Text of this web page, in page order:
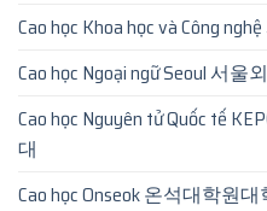
Cao học Khoa học và Công
Cao học Ngoại ngữ Seoul 서울
Cao học Nguyên tử Quốc tế
대
Cao học Onseok 온석대학원